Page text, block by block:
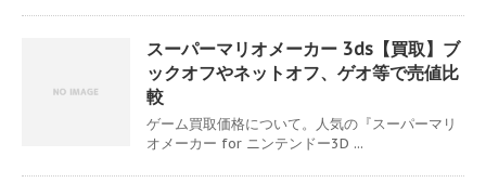
スーパーマリオメーカー 3ds【買取】ブ
ックオフやネットオフ、ゲオ等で売値比
較
ゲーム買取価格について。人気の『スーパーマリ
オメーカー for ニンテンドー3D ...